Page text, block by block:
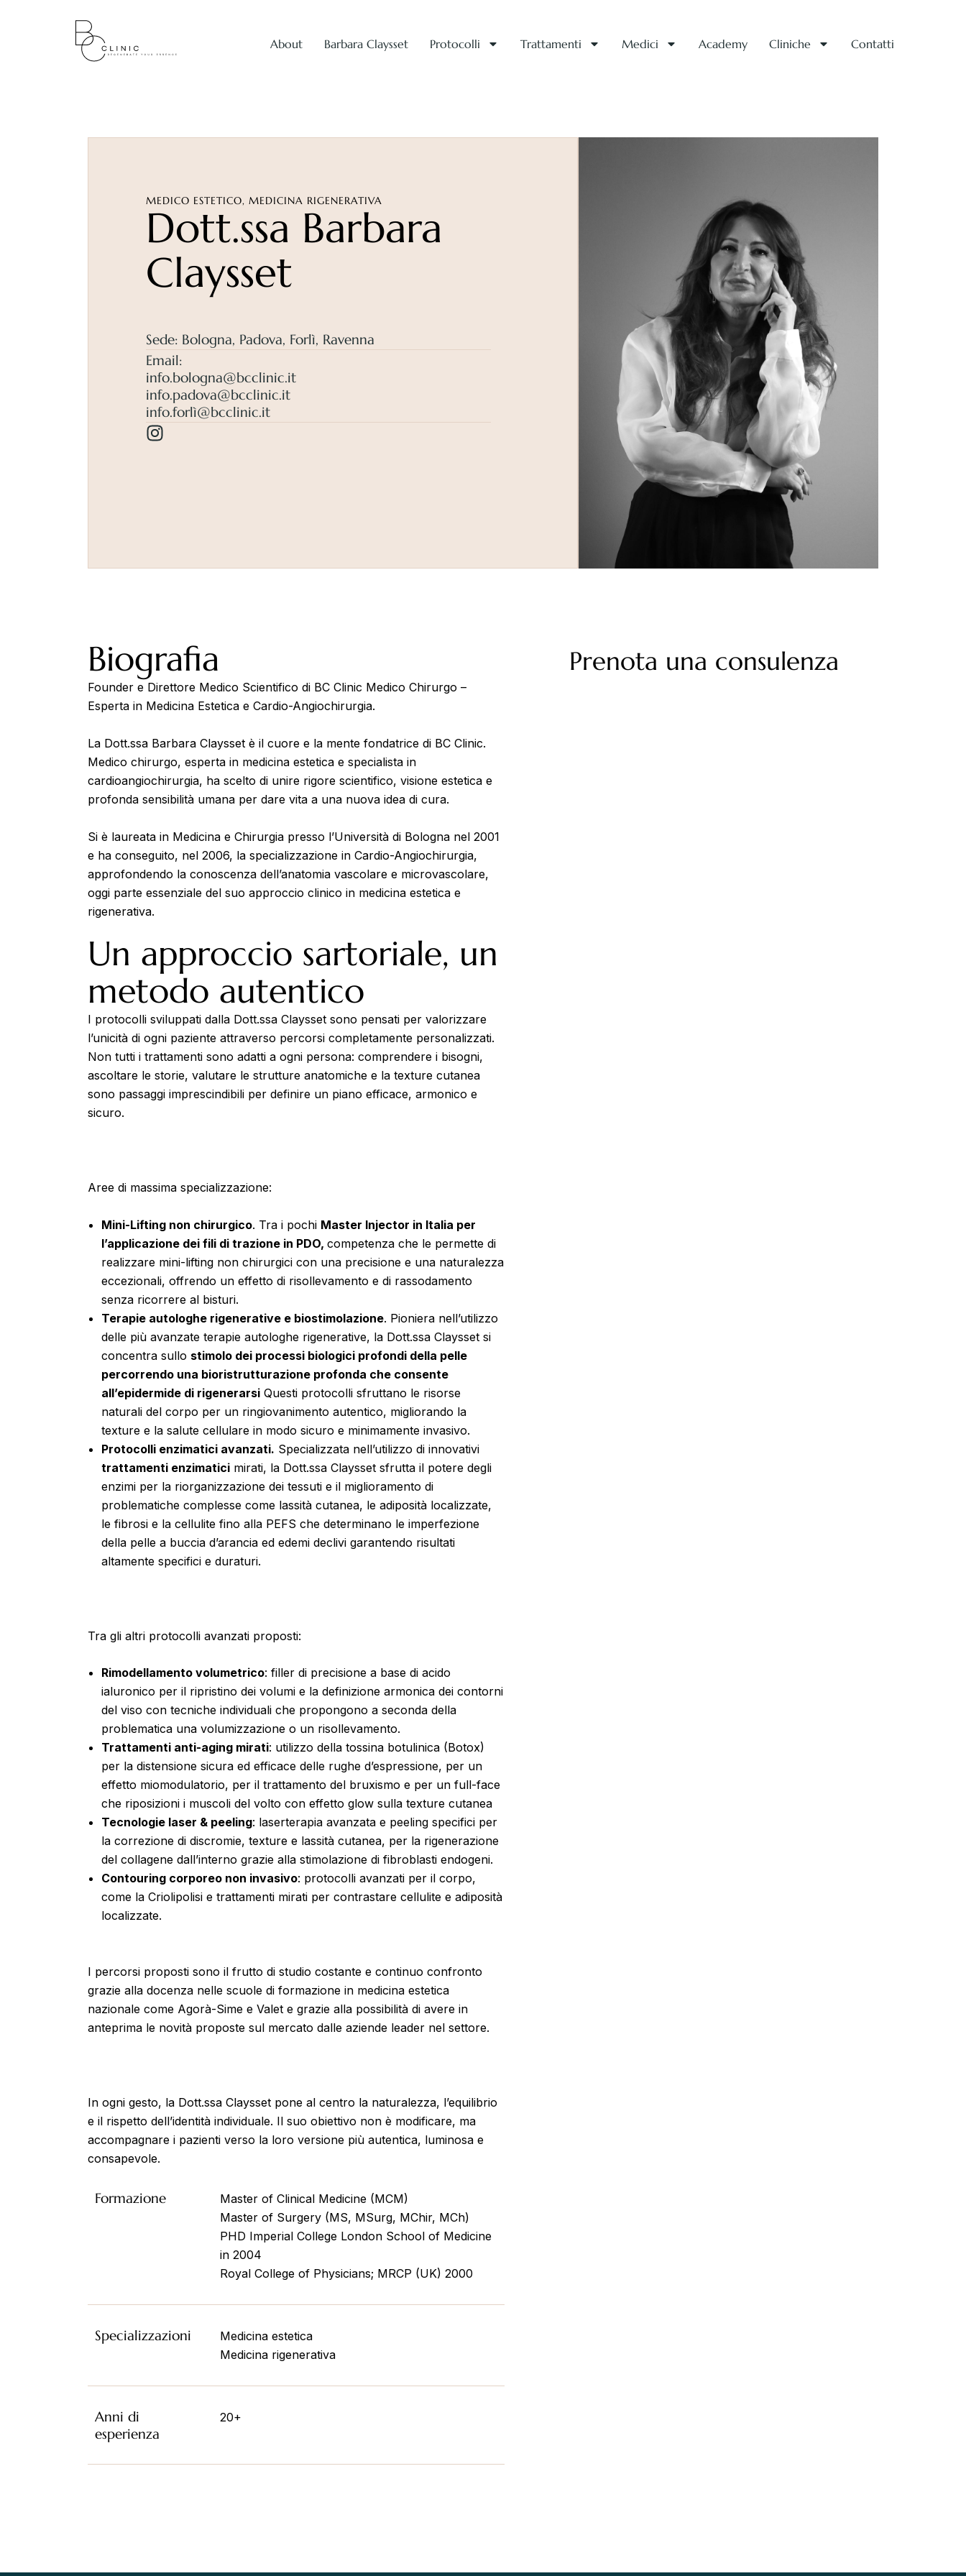
About Barbara Claysset Protocolli Trattamenti Medici Academy Cliniche Contatti
Blefaroplastica
Mini lifting
Otoplastica
MEDICO ESTETICO, MEDICINA RIGENERATIVA
Dott.ssa Barbara
Claysset
Sede: Bologna, Padova, Forlì, Ravenna
Email:
info.bologna@bcclinic.it
info.padova@bcclinic.it
info.forlì@bcclinic.it
Prenota una consulenza
Biografia
Founder e Direttore Medico Scientifico di BC Clinic Medico Chirurgo –
Esperta in Medicina Estetica e Cardio-Angiochirurgia.
La Dott.ssa Barbara Claysset è il cuore e la mente fondatrice di BC Clinic.
Medico chirurgo, esperta in medicina estetica e specialista in
cardioangiochirurgia, ha scelto di unire rigore scientifico, visione estetica e
profonda sensibilità umana per dare vita a una nuova idea di cura.
Si è laureata in Medicina e Chirurgia presso l’Università di Bologna nel 2001
e ha conseguito, nel 2006, la specializzazione in Cardio-Angiochirurgia,
approfondendo la conoscenza dell’anatomia vascolare e microvascolare,
oggi parte essenziale del suo approccio clinico in medicina estetica e
rigenerativa.
Un approccio sartoriale, un
metodo autentico
I protocolli sviluppati dalla Dott.ssa Claysset sono pensati per valorizzare
l’unicità di ogni paziente attraverso percorsi completamente personalizzati.
Non tutti i trattamenti sono adatti a ogni persona: comprendere i bisogni,
ascoltare le storie, valutare le strutture anatomiche e la texture cutanea
sono passaggi imprescindibili per definire un piano efficace, armonico e
sicuro.
Aree di massima specializzazione:
Mini-Lifting non chirurgico. Tra i pochi Master Injector in Italia per
l’applicazione dei fili di trazione in PDO,competenza che le permette di
realizzare mini-lifting non chirurgici con una precisione e una naturalezza
eccezionali, offrendo un effetto di risollevamento e di rassodamento
senza ricorrere al bisturi.
Terapie autologhe rigenerative e biostimolazione. Pioniera nell’utilizzo
delle più avanzate terapie autologhe rigenerative, la Dott.ssa Claysset si
concentra sullo stimolo dei processi biologici profondi della pelle
percorrendo una bioristrutturazione profonda che consente
all’epidermide di rigenerarsi Questi protocolli sfruttano le risorse
naturali del corpo per un ringiovanimento autentico, migliorando la
texture e la salute cellulare in modo sicuro e minimamente invasivo.
Protocolli enzimatici avanzati. Specializzata nell’utilizzo di innovativi
trattamenti enzimatici mirati, la Dott.ssa Claysset sfrutta il potere degli
enzimi per la riorganizzazione dei tessuti e il miglioramento di
problematiche complesse come lassità cutanea, le adiposità localizzate,
le fibrosi e la cellulite fino alla PEFS che determinano le imperfezione
della pelle a buccia d’arancia ed edemi declivi garantendo risultati
altamente specifici e duraturi.
Tra gli altri protocolli avanzati proposti:
Rimodellamento volumetrico: filler di precisione a base di acido
ialuronico per il ripristino dei volumi e la definizione armonica dei contorni
del viso con tecniche individuali che propongono a seconda della
problematica una volumizzazione o un risollevamento.
Trattamenti anti-aging mirati: utilizzo della tossina botulinica (Botox)
per la distensione sicura ed efficace delle rughe d’espressione, per un
effetto miomodulatorio, per il trattamento del bruxismo e per un full-face
che riposizioni i muscoli del volto con effetto glow sulla texture cutanea
Tecnologie laser & peeling: laserterapia avanzata e peeling specifici per
la correzione di discromie, texture e lassità cutanea, per la rigenerazione
del collagene dall’interno grazie alla stimolazione di fibroblasti endogeni.
Contouring corporeo non invasivo: protocolli avanzati per il corpo,
come la Criolipolisi e trattamenti mirati per contrastare cellulite e adiposità
localizzate.
I percorsi proposti sono il frutto di studio costante e continuo confronto
grazie alla docenza nelle scuole di formazione in medicina estetica
nazionale come Agorà-Sime e Valet e grazie alla possibilità di avere in
anteprima le novità proposte sul mercato dalle aziende leader nel settore.
In ogni gesto, la Dott.ssa Claysset pone al centro la naturalezza, l’equilibrio
e il rispetto dell’identità individuale. Il suo obiettivo non è modificare, ma
accompagnare i pazienti verso la loro versione più autentica, luminosa e
consapevole.
Formazione
Master of Clinical Medicine (MCM)
Master of Surgery (MS, MSurg, MChir, MCh)
PHD Imperial College London School of Medicine
in 2004
Royal College of Physicians; MRCP (UK) 2000
Specializzazioni
Medicina estetica
Medicina rigenerativa
Anni di
esperienza
20+